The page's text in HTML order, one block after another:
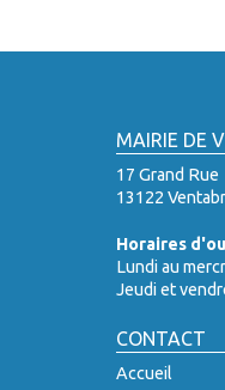
MAIRIE DE
17 Grand Rue
13122
Horaires
Lundi au
Jeudi et
CONTACT
Accueil